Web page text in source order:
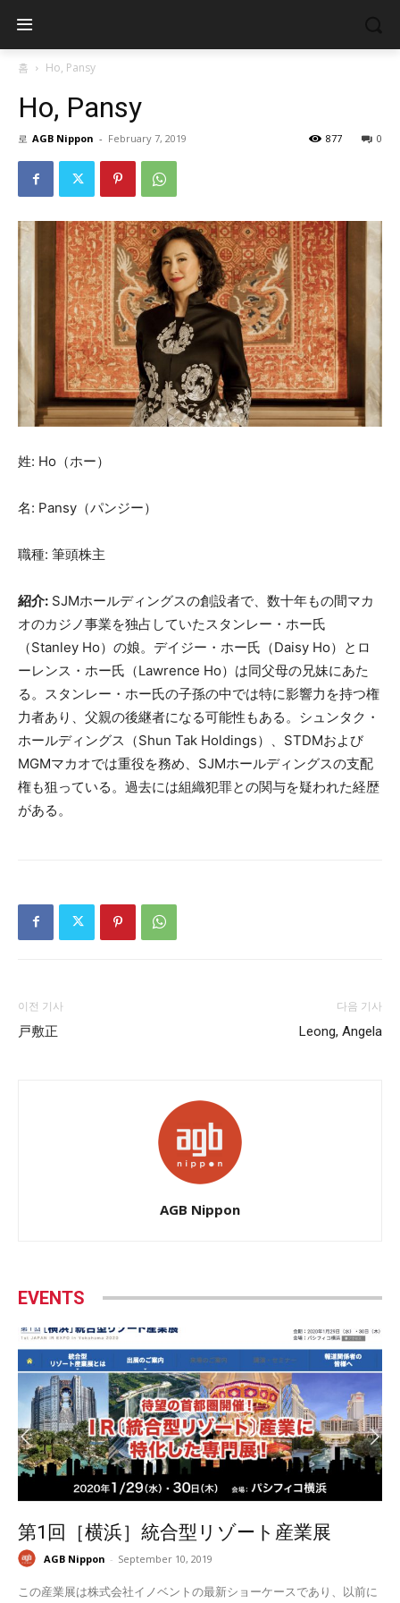
홈 Ho, Pansy
Ho, Pansy
로 AGB Nippon - February 7, 2019 0
877
姓: Ho（ホー）
名: Pansy（パンジー）
職種: 筆頭株主
紹介: SJMホールディングスの創設者で、数十年もの間マカ
オのカジノ事業を独占していたスタンレー・ホー氏
（Stanley Ho）の娘。デイジー・ホー氏（Daisy Ho）とロ
ーレンス・ホー氏（Lawrence Ho）は同父母の兄妹にあた
る。スタンレー・ホー氏の子孫の中では特に影響力を持つ権
力者あり、父親の後継者になる可能性もある。シュンタク・
ホールディングス（Shun Tak Holdings）、STDMおよび
MGMマカオでは重役を務め、SJMホールディングスの支配
権も狙っている。過去には組織犯罪との関与を疑われた経歴
がある。
이전 기사
戸敷正
다음 기사
Leong, Angela
AGB Nippon
EVENTS
第1回［横浜］統合型リゾート産業展
AGB Nippon - September 10, 2019
この産業展は株式会社イノベントの最新ショーケースであり、以前に